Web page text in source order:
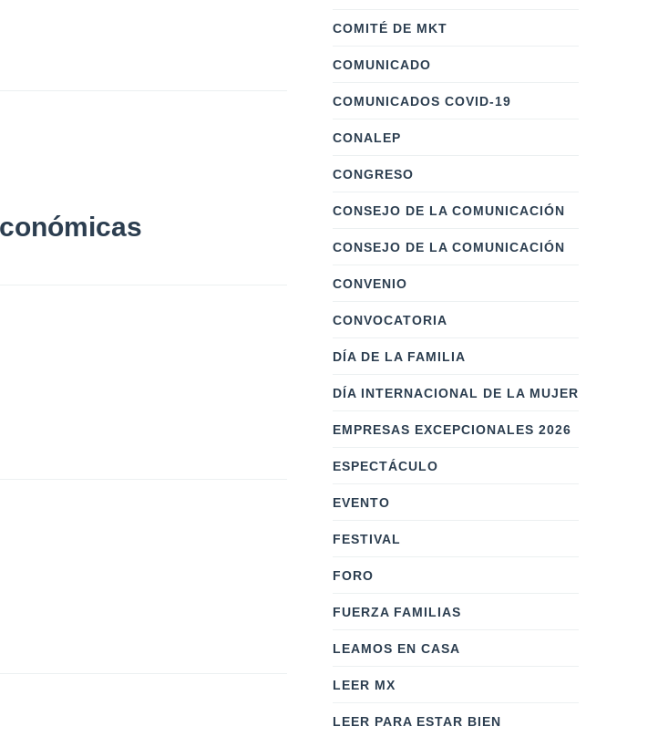
COMITÉ DE MKT
COMUNICADO
COMUNICADOS COVID-19
CONALEP
CONGRESO
CONSEJO DE LA COMUNICACIÓN
CONSEJO DE LA COMUNICACIÓN
CONVENIO
CONVOCATORIA
DÍA DE LA FAMILIA
DÍA INTERNACIONAL DE LA MUJER
EMPRESAS EXCEPCIONALES 2026
ESPECTÁCULO
EVENTO
FESTIVAL
FORO
FUERZA FAMILIAS
LEAMOS EN CASA
LEER MX
LEER PARA ESTAR BIEN